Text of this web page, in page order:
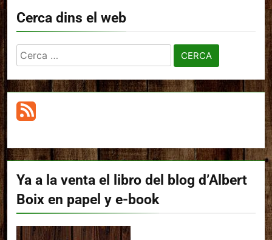
Cerca dins el web
Cerca:
Ya a la venta el libro del blog d’Albert
Boix en papel y e-book